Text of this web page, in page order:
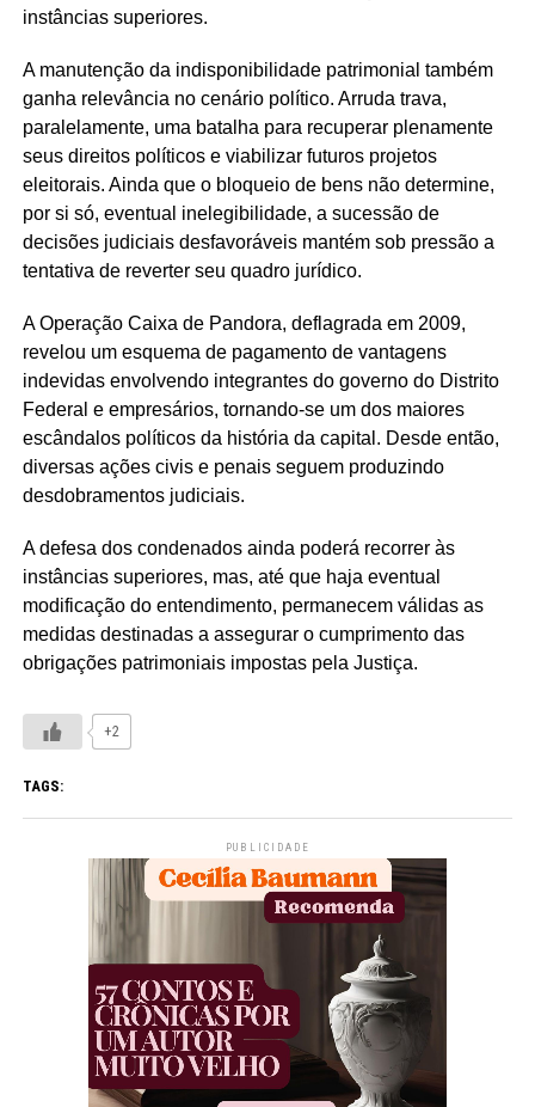
instâncias superiores.
A manutenção da indisponibilidade patrimonial também
ganha relevância no cenário político. Arruda trava,
paralelamente, uma batalha para recuperar plenamente
seus direitos políticos e viabilizar futuros projetos
eleitorais. Ainda que o bloqueio de bens não determine,
por si só, eventual inelegibilidade, a sucessão de
decisões judiciais desfavoráveis mantém sob pressão a
tentativa de reverter seu quadro jurídico.
A Operação Caixa de Pandora, deflagrada em 2009,
revelou um esquema de pagamento de vantagens
indevidas envolvendo integrantes do governo do Distrito
Federal e empresários, tornando-se um dos maiores
escândalos políticos da história da capital. Desde então,
diversas ações civis e penais seguem produzindo
desdobramentos judiciais.
A defesa dos condenados ainda poderá recorrer às
instâncias superiores, mas, até que haja eventual
modificação do entendimento, permanecem válidas as
medidas destinadas a assegurar o cumprimento das
obrigações patrimoniais impostas pela Justiça.
+2
TAGS:
PUBLICIDADE